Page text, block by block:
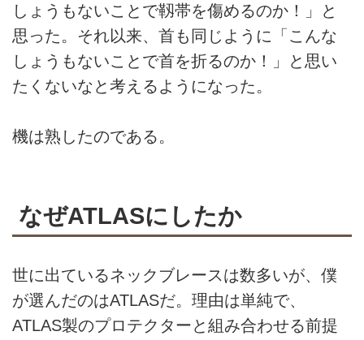
しょうもないことで靱帯を傷めるのか！」と
思った。それ以来、首も同じように「こんな
しょうもないことで首を折るのか！」と思い
たくないなと考えるようになった。
機は熟したのである。
なぜATLASにしたか
世に出ているネックブレースは数多いが、僕
が選んだのはATLASだ。理由は単純で、
ATLAS製のプロテクターと組み合わせる前提